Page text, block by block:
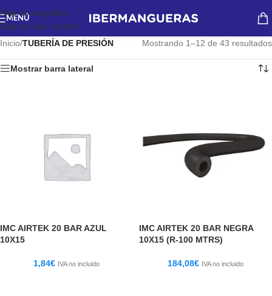
Skip to navigation
Skip to main content
MENÚ
Inicio/TUBERÍA DE PRESIÓN Mostrando 1–12 de 43 resultados
Mostrar barra lateral
IMC AIRTEK 20 BAR AZUL
10X15
1,84€ IVA no incluido
IMC AIRTEK 20 BAR NEGRA
10X15 (R-100 MTRS)
184,08€ IVA no incluido